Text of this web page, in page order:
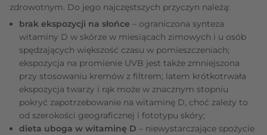
zdrowotnym. Do jego najczęstszych przyczyn należą:
brak ekspozycji na słońce – ograniczona synteza
witaminy D w skórze w miesiącach zimowych i u osób
spędzających większość czasu w pomieszczeniach;
ekspozycja na promienie UVB jest także zmniejszona
przy stosowaniu kremów z filtrem; latem krótkotrwała
ekspozycja twarzy i rąk może w znacznym stopniu
pokryć zapotrzebowanie na witaminę D, choć zależy to
od szerokości geograficznej i fototypu skóry;
dieta uboga w witaminę D – niewystarczające spożycie